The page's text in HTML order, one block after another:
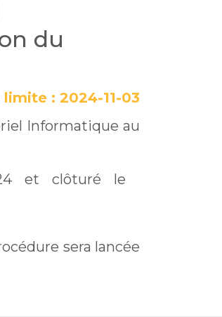
du
limite : 2024-11-03
Informatique au
et clôturé le
sera lancée